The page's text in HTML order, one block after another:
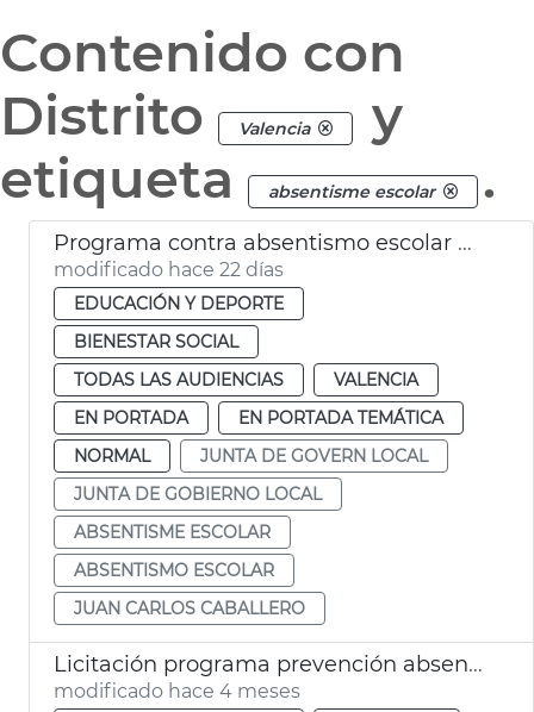
Contenido con
Distrito
Valencia
y
etiqueta
absentisme escolar .
Programa contra absentismo escolar València
modificado hace 22 días
EDUCACIÓN Y DEPORTE
BIENESTAR SOCIAL
TODAS LAS AUDIENCIAS
VALENCIA
EN PORTADA
EN PORTADA TEMÁTICA
NORMAL
JUNTA DE GOVERN LOCAL
JUNTA DE GOBIERNO LOCAL
ABSENTISME ESCOLAR
ABSENTISMO ESCOLAR
JUAN CARLOS CABALLERO
Licitación programa prevención absentismo escolar Ayuntamiento València
modificado hace 4 meses